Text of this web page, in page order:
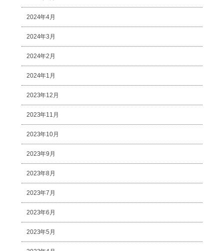
2024年4月
2024年3月
2024年2月
2024年1月
2023年12月
2023年11月
2023年10月
2023年9月
2023年8月
2023年7月
2023年6月
2023年5月